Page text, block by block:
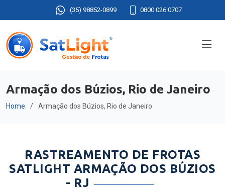
(35) 98852-0899 0800 026 0707
Armação dos Búzios, Rio de Janeiro
Home Armação dos Búzios, Rio de Janeiro
RASTREAMENTO DE FROTAS
SATLIGHT ARMAÇÃO DOS BÚZIOS
- RJ